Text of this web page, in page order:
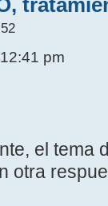
pm
el tema
otra